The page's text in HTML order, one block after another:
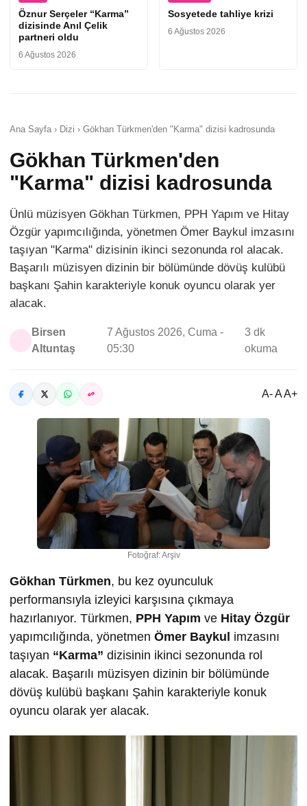
Öznur Serçeler “Karma”
dizisinde Anıl Çelik
partneri oldu
6 Ağustos 2026
Sosyetede tahliye krizi
6 Ağustos 2026
Ana Sayfa › Dizi › Gökhan Türkmen'den "Karma" dizisi kadrosunda
Gökhan Türkmen'den
"Karma" dizisi kadrosunda
Ünlü müzisyen Gökhan Türkmen, PPH Yapım ve Hitay
Özgür yapımcılığında, yönetmen Ömer Baykul imzasını
taşıyan "Karma" dizisinin ikinci sezonunda rol alacak.
Başarılı müzisyen dizinin bir bölümünde dövüş kulübü
başkanı Şahin karakteriyle konuk oyuncu olarak yer
alacak.
Birsen
Altuntaş
7 Ağustos 2026, Cuma -
05:30
3 dk
okuma
A- A A+
Fotoğraf: Arşiv
Gökhan Türkmen, bu kez oyunculuk
performansıyla izleyici karşısına çıkmaya
hazırlanıyor. Türkmen, PPH Yapım ve Hitay Özgür
yapımcılığında, yönetmen Ömer Baykul imzasını
taşıyan “Karma” dizisinin ikinci sezonunda rol
alacak. Başarılı müzisyen dizinin bir bölümünde
dövüş kulübü başkanı Şahin karakteriyle konuk
oyuncu olarak yer alacak.